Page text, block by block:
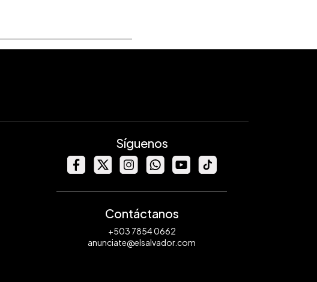
Síguenos
Contáctanos
+503 7854 0662
anunciate@elsalvador.com